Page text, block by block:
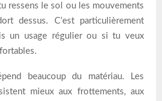
ressens le sol ou les mouvements
dessus. C’est particulièrement
un usage régulier ou si tu veux
beaucoup du matériau. Les
mieux aux frottements, aux